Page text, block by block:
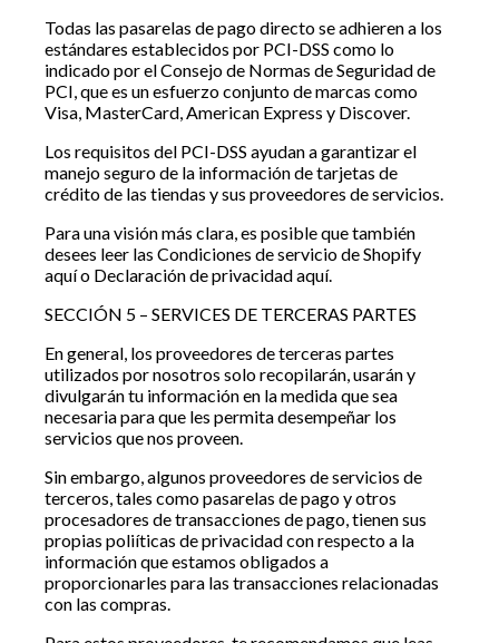
Todas las pasarelas de pago directo se adhieren a los
estándares establecidos por PCI-DSS como lo
indicado por el Consejo de Normas de Seguridad de
PCI, que es un esfuerzo conjunto de marcas como
Visa, MasterCard, American Express y Discover.
Los requisitos del PCI-DSS ayudan a garantizar el
manejo seguro de la información de tarjetas de
crédito de las tiendas y sus proveedores de servicios.
Para una visión más clara, es posible que también
desees leer las Condiciones de servicio de Shopify
aquí o Declaración de privacidad aquí.
SECCIÓN 5 – SERVICES DE TERCERAS PARTES
En general, los proveedores de terceras partes
utilizados por nosotros solo recopilarán, usarán y
divulgarán tu información en la medida que sea
necesaria para que les permita desempeñar los
servicios que nos proveen.
Sin embargo, algunos proveedores de servicios de
terceros, tales como pasarelas de pago y otros
procesadores de transacciones de pago, tienen sus
propias poliíticas de privacidad con respecto a la
información que estamos obligados a
proporcionarles para las transacciones relacionadas
con las compras.